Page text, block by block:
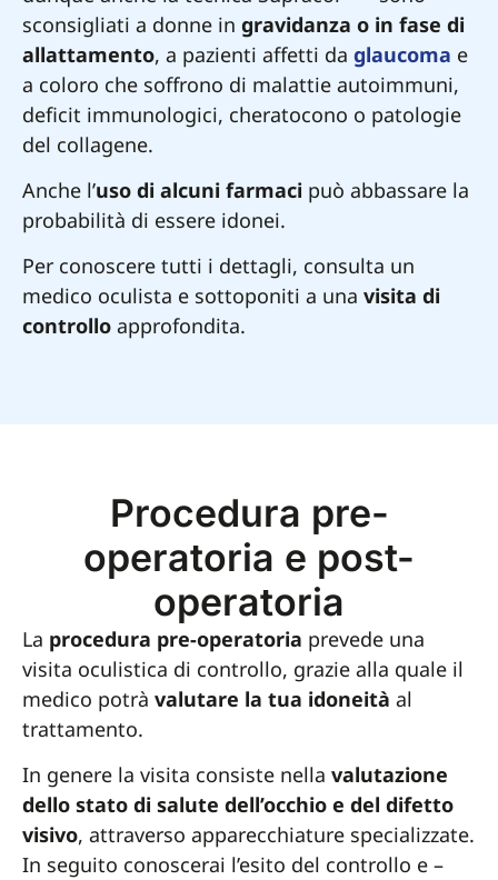
sconsigliati a donne in gravidanza o in fase di
allattamento, a pazienti affetti da glaucoma e
a coloro che soffrono di malattie autoimmuni,
deficit immunologici, cheratocono o patologie
del collagene.
Anche l’uso di alcuni farmaci può abbassare la
probabilità di essere idonei.
Per conoscere tutti i dettagli, consulta un
medico oculista e sottoponiti a una visita di
controllo approfondita.
Procedura pre-
operatoria e post-
operatoria
La procedura pre-operatoria prevede una
visita oculistica di controllo, grazie alla quale il
medico potrà valutare la tua idoneità al
trattamento.
In genere la visita consiste nella valutazione
dello stato di salute dell’occhio e del difetto
visivo, attraverso apparecchiature specializzate.
In seguito conoscerai l’esito del controllo e –